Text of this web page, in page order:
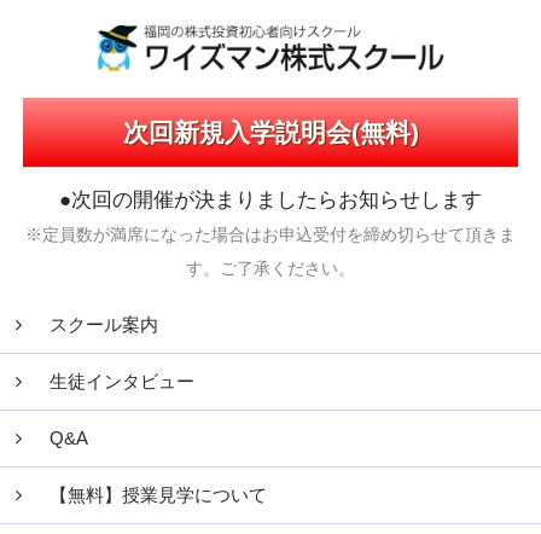
次回新規入学説明会(無料)
●次回の開催が決まりましたらお知らせします
※定員数が満席になった場合はお申込受付を締め切らせて頂きま
す。ご了承ください。
スクール案内
生徒インタビュー
Q&A
【無料】授業見学について